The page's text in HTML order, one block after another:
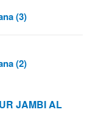
(3)
(2)
JAMBI AL